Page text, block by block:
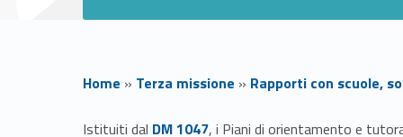
Home » Terza missione » Rapporti con scuole,
Istituiti dal Link identifier #identifier__65132-1
DM 1047, i Piani di orientamento e